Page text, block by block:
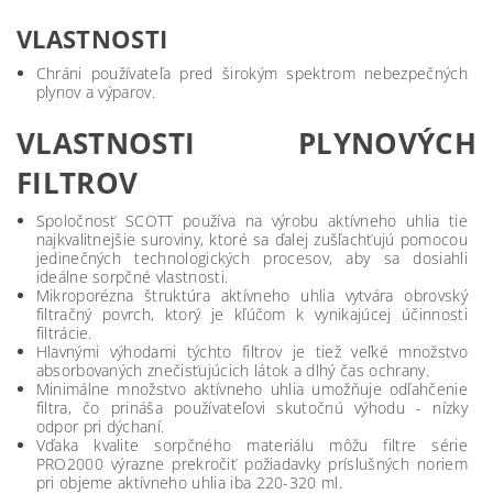
VLASTNOSTI
Chráni používateľa pred širokým spektrom nebezpečných
plynov a výparov.
VLASTNOSTI PLYNOVÝCH
FILTROV
Spoločnosť SCOTT používa na výrobu aktívneho uhlia tie
najkvalitnejšie suroviny, ktoré sa ďalej zušľachťujú pomocou
jedinečných technologických procesov, aby sa dosiahli
ideálne sorpčné vlastnosti.
Mikroporézna štruktúra aktívneho uhlia vytvára obrovský
filtračný povrch, ktorý je kľúčom k vynikajúcej účinnosti
filtrácie.
Hlavnými výhodami týchto filtrov je tiež veľké množstvo
absorbovaných znečisťujúcich látok a dlhý čas ochrany.
Minimálne množstvo aktívneho uhlia umožňuje odľahčenie
filtra, čo prináša používateľovi skutočnú výhodu - nízky
odpor pri dýchaní.
Vďaka kvalite sorpčného materiálu môžu filtre série
PRO2000 výrazne prekročiť požiadavky príslušných noriem
pri objeme aktívneho uhlia iba 220-320 ml.